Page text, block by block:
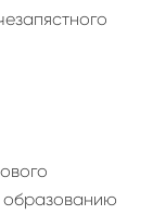
образованию